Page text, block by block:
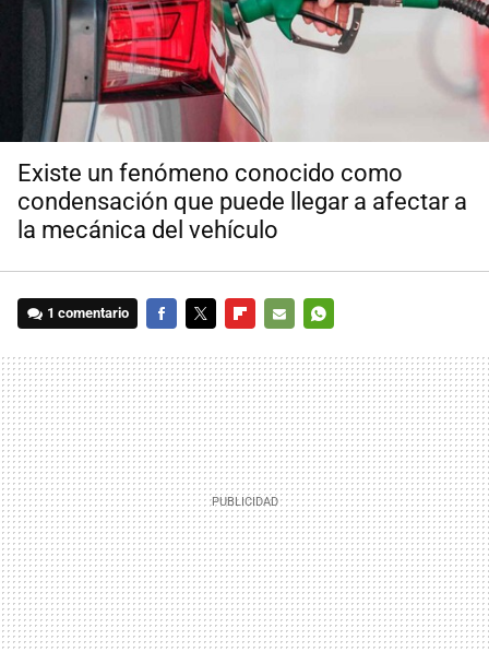
Existe un fenómeno conocido como
condensación que puede llegar a afectar a
la mecánica del vehículo
1 comentario
MAIL